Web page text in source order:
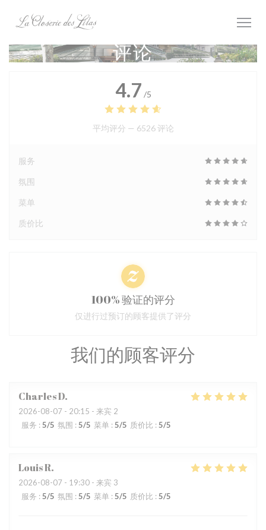
评论
我们的顾客评分
CharlesD
2026-08-07 - 20:15 - 来宾 2
服务 : 5/5 氛围 : 5/5 菜单 : 5/5 质价比 : 5/5
LouisR
2026-08-07 - 19:30 - 来宾 3
服务 : 5/5 氛围 : 5/5 菜单 : 5/5 质价比 : 5/5
4.7 /5
平均评分 — 6526 评论
服务
氛围
菜单
质价比
100% 验证的评分
仅进行过预订的顾客提供了评分